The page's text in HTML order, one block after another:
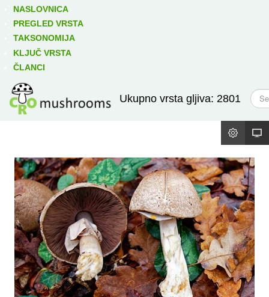
NASLOVNICA
PREGLED VRSTA
TAKSONOMIJA
KLJUČ VRSTA
ČLANCI
Ukupno vrsta gljiva: 2801
T
r
ž
Izravno podređene niže takse: